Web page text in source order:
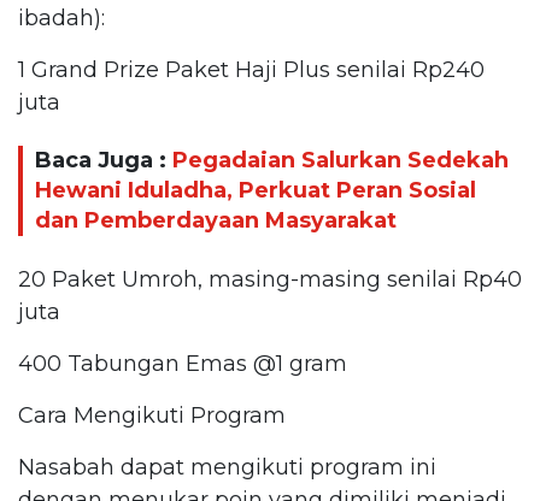
ibadah):
1 Grand Prize Paket Haji Plus senilai Rp240
juta
Baca Juga : Pegadaian Salurkan Sedekah
Hewani Iduladha, Perkuat Peran Sosial
dan Pemberdayaan Masyarakat
20 Paket Umroh, masing-masing senilai Rp40
juta
400 Tabungan Emas @1 gram
Cara Mengikuti Program
Nasabah dapat mengikuti program ini